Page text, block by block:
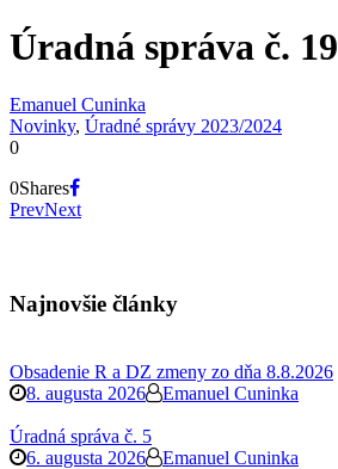
Úradná správa č. 19
Emanuel Cuninka
Novinky, Úradné správy 2023/2024
0
0Shares
PrevNext
Najnovšie články
Obsadenie R a DZ zmeny zo dňa 8.8.2026
8. augusta 2026
Emanuel Cuninka
Úradná správa č. 5
6. augusta 2026
Emanuel Cuninka